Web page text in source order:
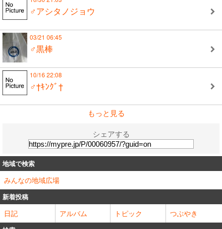
♂アシタノジョウ
03/21 06:45
♂黒棒
10/16 22:08
♂†ｷﾝｸﾞ†
もっと見る
シェアする
地域で検索
みんなの地域広場
新着投稿
日記 アルバム トピック つぶやき